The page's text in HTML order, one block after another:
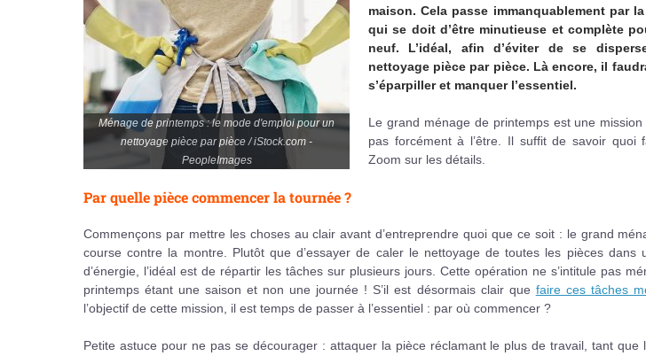
Ménage de printemps : le mode d'emploi pour un
nettoyage pièce par pièce / iStock.com -
PeopleImages
maison. Cela passe immanquablement par
qui se doit d’être minutieuse et complète
neuf. L’idéal, afin d’éviter de se
nettoyage pièce par pièce. Là encore, il
s’éparpiller et manquer l’essentiel.
Le grand ménage de printemps est une mission
pas forcément à l’être. Il suffit de savoir quoi
Zoom sur les détails.
Par quelle pièce commencer la tournée ?
Commençons par mettre les choses au clair avant d’entreprendre quoi que ce soit : le grand
course contre la montre. Plutôt que d’essayer de caler le nettoyage de toutes les pièces dans
d’énergie, l’idéal est de répartir les tâches sur plusieurs jours. Cette opération ne s’intitule pas
printemps étant une saison et non une journée ! S’il est désormais clair que faire ces tâches
l’objectif de cette mission, il est temps de passer à l’essentiel : par où commencer ?
Petite astuce pour ne pas se décourager : attaquer la pièce réclamant le plus de travail, tant que